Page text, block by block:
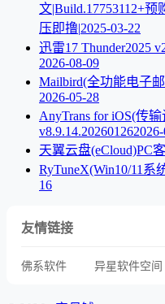
文|Build.17753112+
压即撸|2025-03-22
迅雷17 Thunder2025
2026-08-09
Mailbird(全功能电子
2026-05-28
AnyTrans for iOS(传
v8.9.14.20260126
天翼云盘(eCloud)PC
RyTuneX(Win10/11系
16
友情链接
佛系软件 异星软件空间